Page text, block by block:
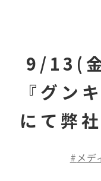
9/13(
『グン
にて弊
メデ